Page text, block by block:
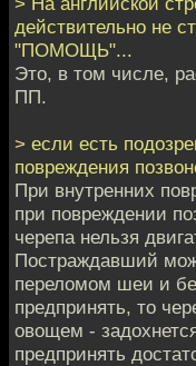
действительно не
"ПОМОЩЬ"...
Это, в том числе,
ПП.
> если есть
повреждения
При внутренних
при повреждении
черепа нельзя
Постраждавший
переломом шеи и
предпринять, то
овощем -
предпринять